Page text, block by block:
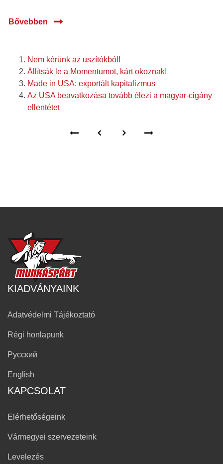
Bővebben
Nem kérünk az uszítókból!
Állítsák le a Momentumot, kárt okoznak!
Made in USA: exportált kapitalizmus
Az USA beavatkozása tovább élezi a magyar-cigány
ellentétet
KIADVÁNYAINK
Adatvédelmi Tájékoztató
Régi honlapunk
Русский
English
KAPCSOLAT
Elérhetőségeink
Vármegyei szervezeteink
Levelezés